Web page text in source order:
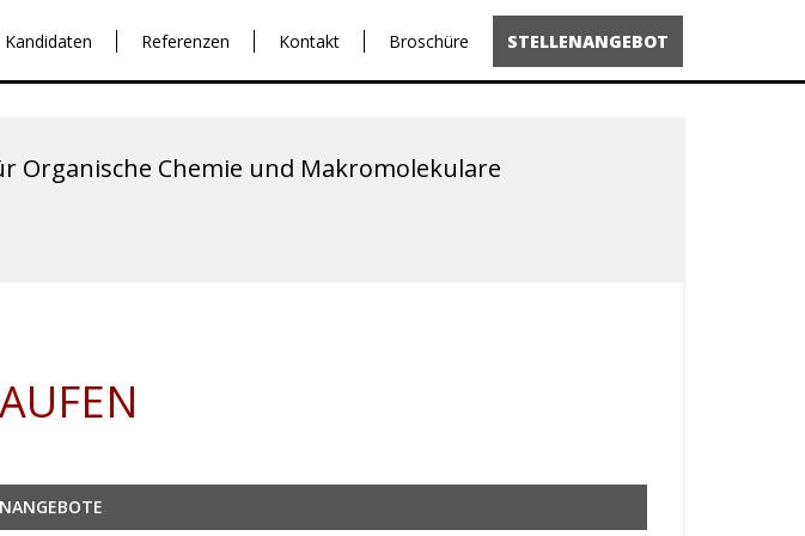
Kandidaten Referenzen Kontakt Broschüre STELLENANGEBOT
Chemie und Makromolekulare